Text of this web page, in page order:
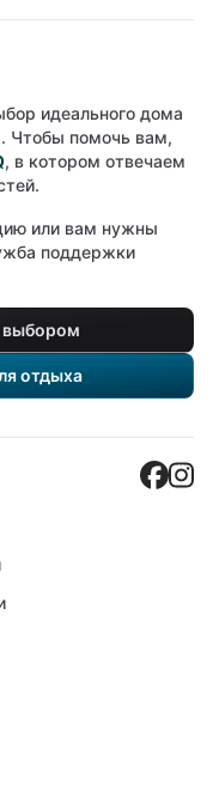
идеального дома
Чтобы помочь вам,
, в котором отвечаем
или вам нужны
поддержки
отдыха